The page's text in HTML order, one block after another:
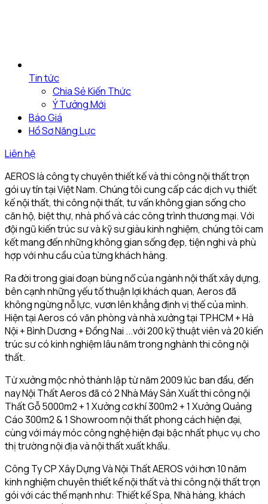
Tin tức
Chia Sẻ Kiến Thức
Ý Tưởng Mới
Báo Giá
Hồ Sơ Năng Lực
Liên hệ
AEROS là công ty chuyên thiết kế và thi công nội thất trọn
gói uy tín tại Việt Nam. Chúng tôi cung cấp các dịch vụ thiết
kế nội thất, thi công nội thất, tư vấn không gian sống cho
căn hộ, biệt thự, nhà phố và các công trình thương mại. Với
đội ngũ kiến trúc sư và kỹ sư giàu kinh nghiệm, chúng tôi cam
kết mang đến những không gian sống đẹp, tiện nghi và phù
hợp với nhu cầu của từng khách hàng.
Ra đời trong giai đoạn bùng nổ của ngành nội thất xây dựng,
bên cạnh những yếu tố thuận lợi khách quan, Aeros đã
không ngừng nỗ lực, vươn lên khẳng định vị thế của mình.
Hiện tại Aeros có văn phòng và nhà xưởng tại TP.HCM + Hà
Nội + Bình Dương + Đồng Nai ...với 200 kỹ thuật viên và 20 kiến
trúc sư có kinh nghiệm lâu năm trong nghành thi công nội
thất.
Từ xưởng mộc nhỏ thành lập từ năm 2009 lúc ban đầu, đến
nay Nội Thất Aeros đã có 2 Nhà Máy Sản Xuất thi công nội
Thất Gỗ 5000m2 + 1 Xưởng cơ khí 300m2 + 1 Xưởng Quảng
Cáo 300m2 & 1 Showroom nội thất phong cách hiện đại,
cùng với máy móc công nghệ hiện đại bậc nhất phục vụ cho
thị trường nội địa và nội thất xuất khẩu.
Công Ty CP Xây Dựng Và Nội Thất AEROS với hơn 10 năm
kinh nghiệm chuyên thiết kế nội thất và thi công nội thất trọn
gói với các thế mạnh như: Thiết kế Spa, Nhà hàng, khách